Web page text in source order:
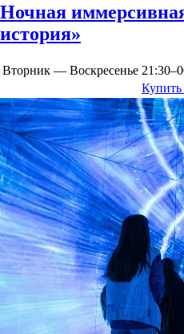
Ночная
история»
Вторник — Воскресенье
Купить